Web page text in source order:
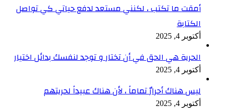
أمقت ما تكتب ، لكنني مستعد لدفع حياتي كي تواصل
الكتابة
أكتوبر 4, 2025
الحرية هي الحق في أن تختار و توجد لنفسك بدائل اختيار
أكتوبر 4, 2025
ليس هناك أحرارٌ تماماً ، لأن هناك عبيداً لحريتهم
أكتوبر 4, 2025